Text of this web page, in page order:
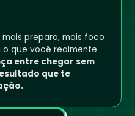
preparo, mais foco
que você realmente
entre chegar sem
que te